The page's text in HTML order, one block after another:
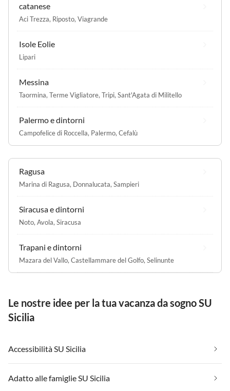
catanese
Aci Trezza, Riposto, Viagrande
Isole Eolie
Lipari
Messina
Taormina, Terme Vigliatore, Tripi, Sant'Agata di Militello
Palermo e dintorni
Campofelice di Roccella, Palermo, Cefalù
Ragusa
Marina di Ragusa, Donnalucata, Sampieri
Siracusa e dintorni
Noto, Avola, Siracusa
Trapani e dintorni
Mazara del Vallo, Castellammare del Golfo, Selinunte
Le nostre idee per la tua vacanza da sogno SU
Sicilia
Accessibilità SU Sicilia
Adatto alle famiglie SU Sicilia